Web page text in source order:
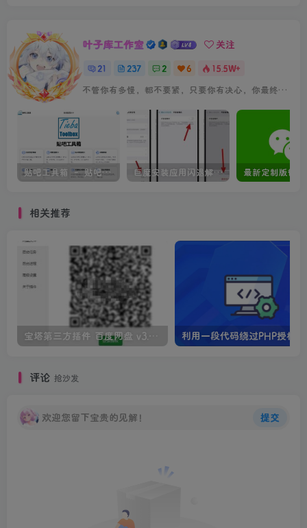
叶子库工作室 关注
21 237 2 6
15.5W+
不管你有多慢，都不要紧，只要你有决心，你最终都会到达想去的地方
贴吧工具箱 – 贴吧数据查询工具 巨魔安装应用闪退解决方法
相关推荐
宝塔第三方插件 百度网盘 v3.4 一键备份数据到百度网盘 利用一段代码绕过PHP授权
评论 抢沙发
欢迎您留下宝贵的见解！ 提交